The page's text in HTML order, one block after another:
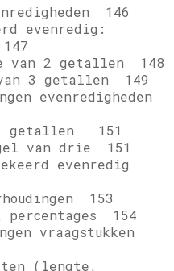
146
evenredig:
2 getallen 148
3 getallen 149
evenredigheden
getallen 151
van drie 151
evenredig
153
154
vraagstukken
(lengte,